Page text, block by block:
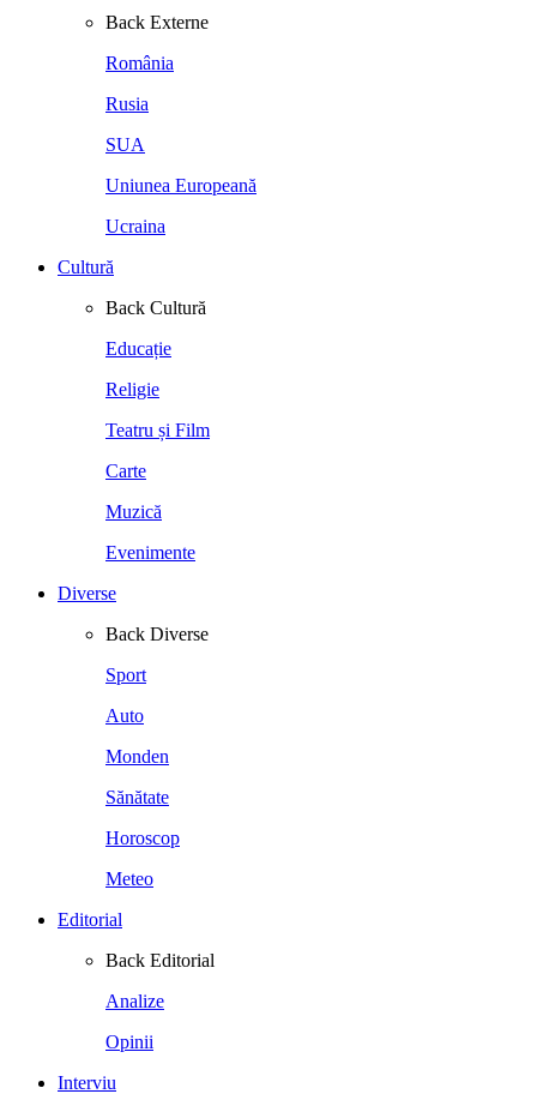
Back Externe
România
Rusia
SUA
Uniunea Europeană
Ucraina
Cultură
Back Cultură
Educație
Religie
Teatru și Film
Carte
Muzică
Evenimente
Diverse
Back Diverse
Sport
Auto
Monden
Sănătate
Horoscop
Meteo
Editorial
Back Editorial
Analize
Opinii
Interviu